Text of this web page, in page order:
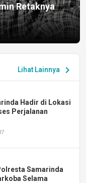
Retaknya
Lihat Lainnya chevron_right
Hadir di Lokasi
Perjalanan
Samarinda
Selama